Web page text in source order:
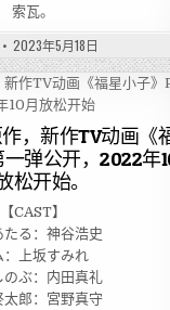
索瓦。
2023年5月18日
，新作TV动画《
弹公开，2022年
松开始。
【CAST】
たる：神谷浩史
：上坂すみれ
のぶ：内田真礼
太郎：宮野真守